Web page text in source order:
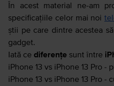
În acest material ne-am
specificațiile celor mai noi
știi pe care dintre acestea
gadget.
Iată ce diferențe sunt între
iPhone 13 vs iPhone 13 Pro -
iPhone 13 vs iPhone 13 Pro -